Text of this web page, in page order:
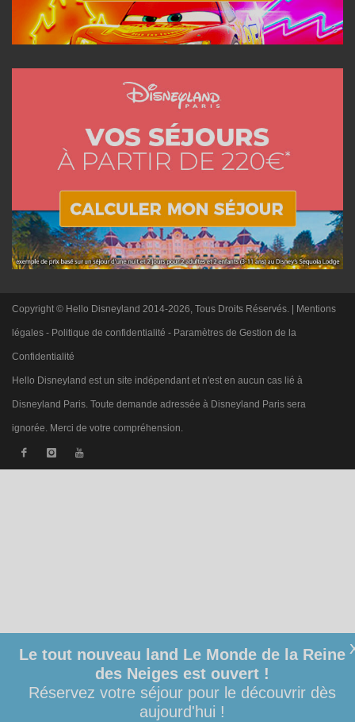
Copyright © Hello Disneyland 2014-2026, Tous Droits Réservés. | Mentions
légales - Politique de confidentialité - Paramètres de Gestion de la
Confidentialité
Hello Disneyland est un site indépendant et n'est en aucun cas lié à
Disneyland Paris. Toute demande adressée à Disneyland Paris sera
ignorée. Merci de votre compréhension.
Le tout nouveau land Le Monde de la Reine
des Neiges est ouvert !
Réservez votre séjour pour le découvrir dès
aujourd'hui !